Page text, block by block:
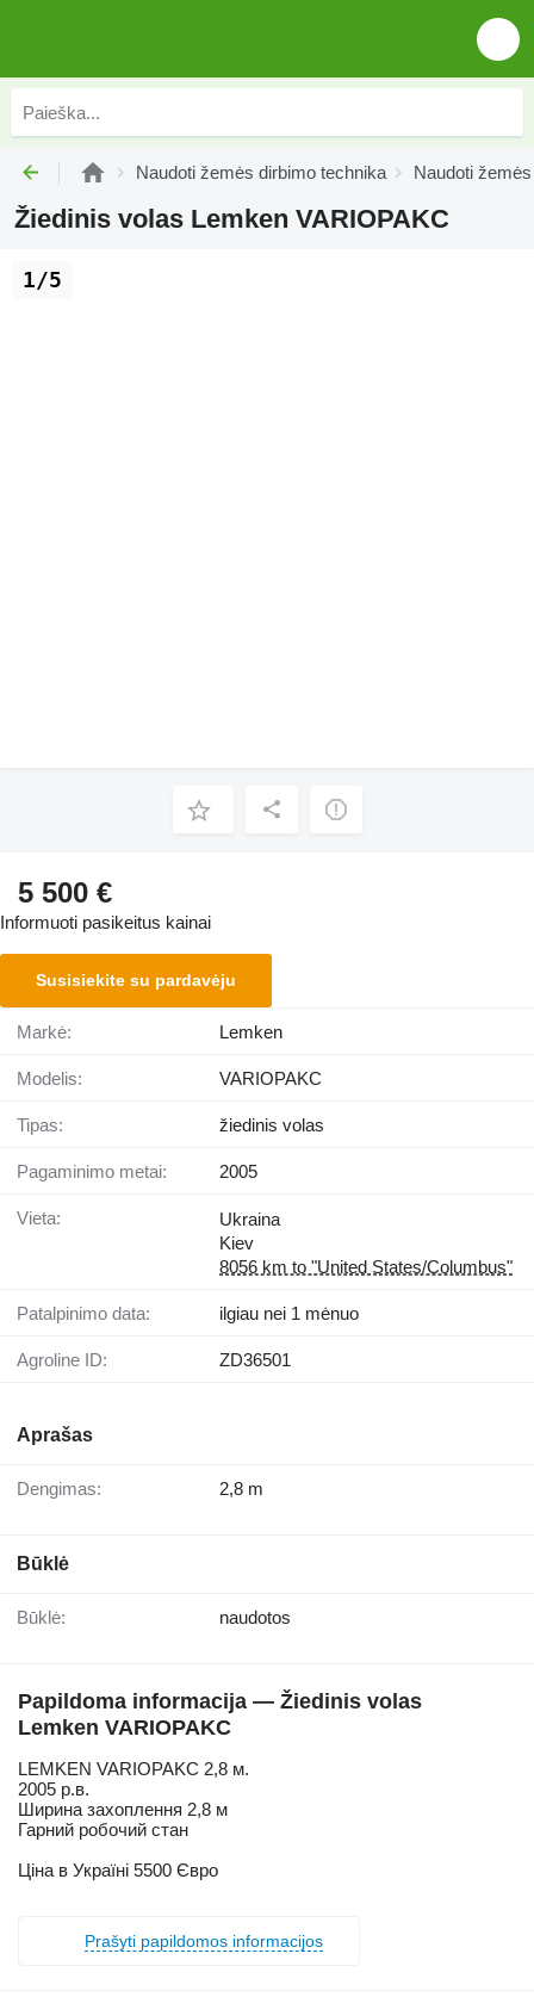
Naudoti žemės dirbimo technika Naudoti
Žiedinis volas Lemken VARIOPAKC
1/5
5 500 €
Informuoti pasikeitus kainai
Susisiekite su pardavėju
Markė: Lemken
Modelis: VARIOPAKC
Tipas: žiedinis volas
Pagaminimo metai: 2005
Vieta:
Ukraina
Kiev
8056 km to "United States/Columbus"
Patalpinimo data: ilgiau nei 1 mėnuo
Agroline ID: ZD36501
Aprašas
Dengimas: 2,8 m
Būklė
Būklė: naudotos
Papildoma informacija — Žiedinis volas
Lemken VARIOPAKC
LEMKEN VARIOPAKC 2,8 м.
2005 р.в.
Ширина захоплення 2,8 м
Гарний робочий стан
Ціна в Україні 5500 Євро
Prašyti papildomos informacijos